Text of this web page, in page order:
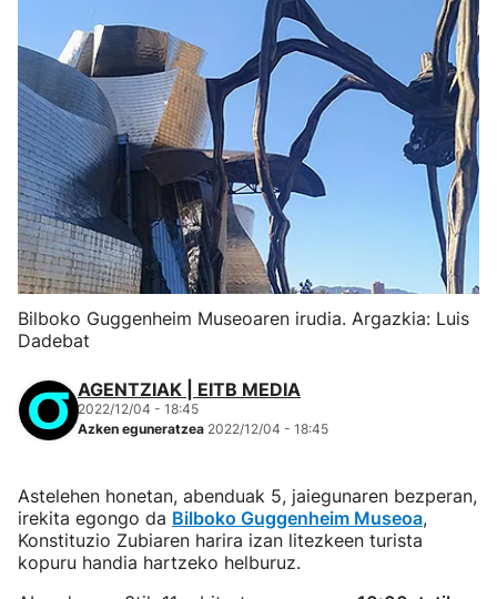
Bilboko Guggenheim Museoaren irudia. Argazkia: Luis
Dadebat
AGENTZIAK | EITB MEDIA
2022/12/04 - 18:45
Azken eguneratzea 2022/12/04 - 18:45
Astelehen honetan, abenduak 5, jaiegunaren bezperan,
irekita egongo da Bilboko Guggenheim Museoa,
Konstituzio Zubiaren harira izan litezkeen turista
kopuru handia hartzeko helburuz.